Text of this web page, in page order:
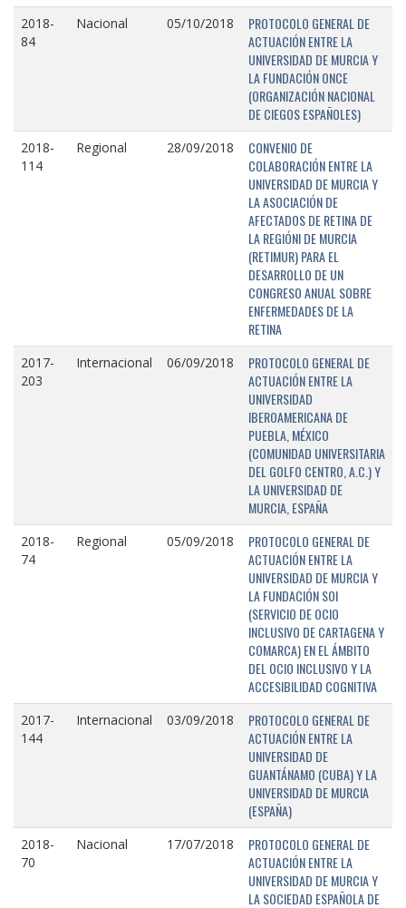
2018-
84
Nacional 05/10/2018
PROTOCOLO GENERAL DE
ACTUACIÓN ENTRE LA
UNIVERSIDAD DE MURCIA Y
LA FUNDACIÓN ONCE
(ORGANIZACIÓN NACIONAL
DE CIEGOS ESPAÑOLES)
2018-
114
Regional 28/09/2018
CONVENIO DE
COLABORACIÓN ENTRE LA
UNIVERSIDAD DE MURCIA Y
LA ASOCIACIÓN DE
AFECTADOS DE RETINA DE
LA REGIÓNI DE MURCIA
(RETIMUR) PARA EL
DESARROLLO DE UN
CONGRESO ANUAL SOBRE
ENFERMEDADES DE LA
RETINA
2017-
203
Internacional 06/09/2018
PROTOCOLO GENERAL DE
ACTUACIÓN ENTRE LA
UNIVERSIDAD
IBEROAMERICANA DE
PUEBLA, MÉXICO
(COMUNIDAD UNIVERSITARIA
DEL GOLFO CENTRO, A.C.) Y
LA UNIVERSIDAD DE
MURCIA, ESPAÑA
2018-
74
Regional 05/09/2018
PROTOCOLO GENERAL DE
ACTUACIÓN ENTRE LA
UNIVERSIDAD DE MURCIA Y
LA FUNDACIÓN SOI
(SERVICIO DE OCIO
INCLUSIVO DE CARTAGENA Y
COMARCA) EN EL ÁMBITO
DEL OCIO INCLUSIVO Y LA
ACCESIBILIDAD COGNITIVA
2017-
144
Internacional 03/09/2018
PROTOCOLO GENERAL DE
ACTUACIÓN ENTRE LA
UNIVERSIDAD DE
GUANTÁNAMO (CUBA) Y LA
UNIVERSIDAD DE MURCIA
(ESPAÑA)
2018-
70
Nacional 17/07/2018
PROTOCOLO GENERAL DE
ACTUACIÓN ENTRE LA
UNIVERSIDAD DE MURCIA Y
LA SOCIEDAD ESPAÑOLA DE